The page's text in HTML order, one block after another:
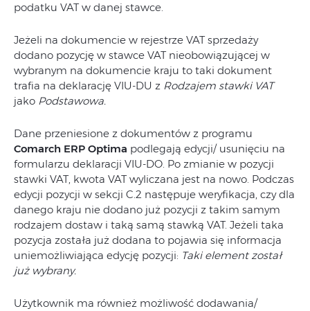
podatku VAT w danej stawce.
Jeżeli na dokumencie w rejestrze VAT sprzedaży
dodano pozycję w stawce VAT nieobowiązującej w
wybranym na dokumencie kraju to taki dokument
trafia na deklarację VIU-DU z Rodzajem stawki VAT
jako Podstawowa.
Dane przeniesione z dokumentów z programu
Comarch ERP Optima podlegają edycji/ usunięciu na
formularzu deklaracji VIU-DO. Po zmianie w pozycji
stawki VAT, kwota VAT wyliczana jest na nowo. Podczas
edycji pozycji w sekcji C.2 następuje weryfikacja, czy dla
danego kraju nie dodano już pozycji z takim samym
rodzajem dostaw i taką samą stawką VAT. Jeżeli taka
pozycja została już dodana to pojawia się informacja
uniemożliwiająca edycję pozycji: Taki element został
już wybrany.
Użytkownik ma również możliwość dodawania/